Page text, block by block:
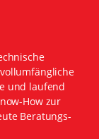
und laufend
How zur
Beratungs-